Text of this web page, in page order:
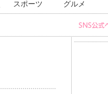
スポーツ グルメ